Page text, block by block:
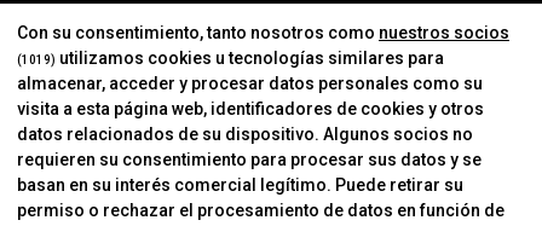
INFORMACIÓN
Contacto
Cambios Y Devoluciones
Con su consentimiento, tanto nosotros como nuestros socios
(1019) utilizamos cookies u tecnologías similares para
almacenar, acceder y procesar datos personales como su
visita a esta página web, identificadores de cookies y otros
datos relacionados de su dispositivo. Algunos socios no
requieren su consentimiento para procesar sus datos y se
basan en su interés comercial legítimo. Puede retirar su
permiso o rechazar el procesamiento de datos en función de